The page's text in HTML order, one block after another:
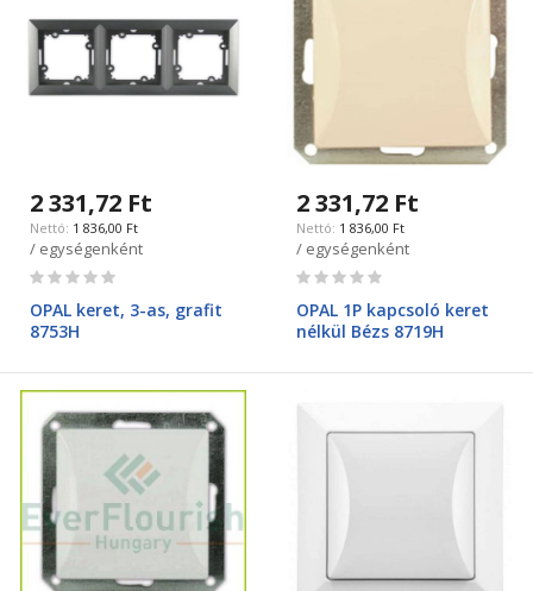
2 331,72 Ft
1 836,00 Ft
/ egységenként
Rating:
OPAL keret, 3-as, grafit
8753H
2 331,72 Ft
1 836,00 Ft
/ egységenként
Rating:
OPAL 1P kapcsoló keret
nélkül Bézs 8719H